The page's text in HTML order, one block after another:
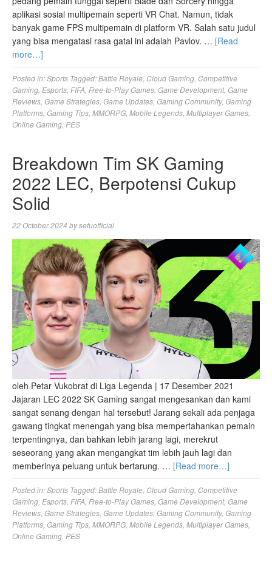
aplikasi sosial multipemain seperti VR Chat. Namun, tidak
banyak game FPS multipemain di platform VR. Salah satu judul
yang bisa mengatasi rasa gatal ini adalah Pavlov. … [Read
more…]
Posted in:Sports Tagged:Battle Royale, Cloud Gaming, Competitive
Gaming, Esports, FIFA, Free-to-Play Games, Game Development, Game
Reviews, Game Strategies, Game Updates, Gaming Community, Gaming
Platforms, Gaming Tips, MMORPG, Mobile Legends, Multiplayer Games,
Online Gaming, PES
Breakdown Tim SK Gaming
2022 LEC, Berpotensi Cukup
Solid
22 October 2024 bysetuofficial
oleh Petar Vukobrat di Liga Legenda | 17 Desember 2021
Jajaran LEC 2022 SK Gaming sangat mengesankan dan kami
sangat senang dengan hal tersebut! Jarang sekali ada penjaga
gawang tingkat menengah yang bisa mempertahankan pemain
terpentingnya, dan bahkan lebih jarang lagi, merekrut
seseorang yang akan mengangkat tim lebih jauh lagi dan
memberinya peluang untuk bertarung. … [Read more…]
Posted in:Sports Tagged:Battle Royale Cloud Gaming Competitive
Gaming Esports FIFA Free-to-Play Games Game Development, Game
Reviews Game Strategies Game Updates Gaming Community, Gaming
Platforms Gaming Tips MMORPG Mobile Legends Multiplayer Games
Online Gaming PES